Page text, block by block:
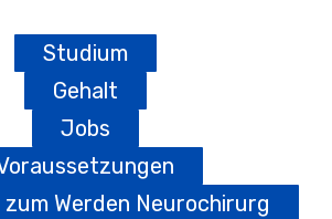
Studium
Gehalt
Jobs
Werden Neurochirurg